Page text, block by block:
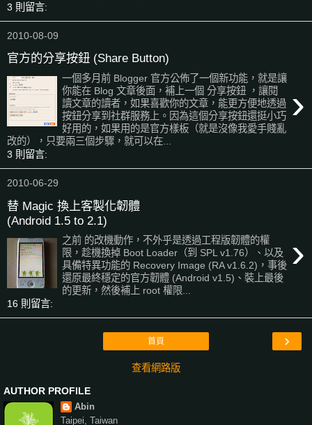
3 則留言:
2010-08-09
官方的分享按鈕 (Share Button)
›
一個多月前 Blogger 官方公佈了一個新功能，就是讓
你能在 Blog 文章後面，補上一個 分享按鈕 ，讓閱
讀文章的讀者，如果喜歡你的文章，能更方便地透過
按鈕分享到社群服務上。因為這個分享按鈕還挺小巧
好用的，如果用的是官方樣板（就是沒像我愛手賤亂
改的），只要兩三個步驟，就可以在...
3 則留言:
2010-06-29
替 Magic 換上客製化韌體
(Android 1.5 to 2.1)
›
之前 的改機動作，不外乎是透過工程版韌體的權
限，趁機換掉 Boot Loader（到 SPL v1.76）、以及
具備特異功能的 Recovery Image (RA v1.6.2)，事後
還原最終穩定的官方韌體 (Android v1.5)、裝上最後
的更新，然後補上 root 權限...
16 則留言:
›
首頁
查看網路版
AUTHOR PROFILE
Abin
Taipei, Taiwan